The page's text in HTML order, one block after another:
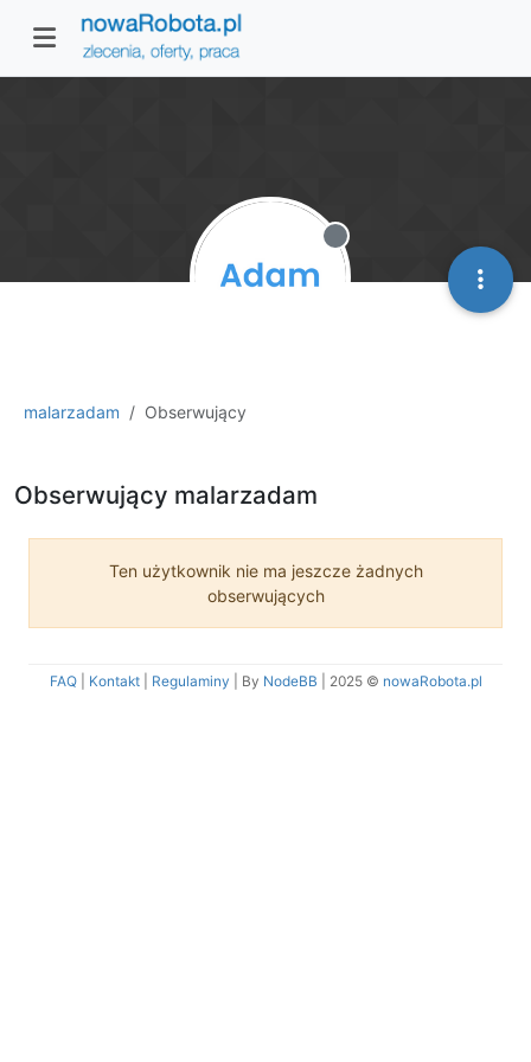
malarzadam Obserwujący
Niedostępny
Obserwujący malarzadam
Ten użytkownik nie ma jeszcze żadnych
obserwujących
FAQ| Kontakt| Regulaminy | By NodeBB 2025 © nowaRobota.pl